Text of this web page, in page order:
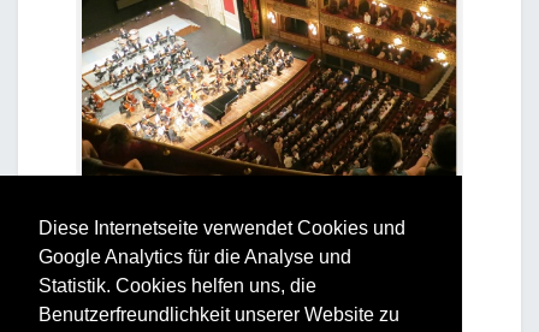
Diese Internetseite verwendet Cookies und
Google Analytics für die Analyse und
Statistik. Cookies helfen uns, die
Benutzerfreundlichkeit unserer Website zu